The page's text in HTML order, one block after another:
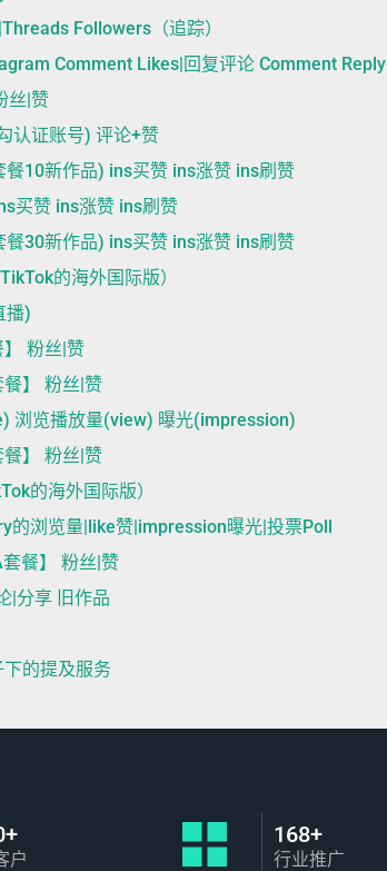
Followers（追踪）
Comment Likes|回复评论 Comment Reply
丝|赞
认证账号) 评论+赞
10新作品) ins买赞 ins涨赞 ins刷赞
买赞 ins涨赞 ins刷赞
30新作品) ins买赞 ins涨赞 ins刷赞
的海外国际版）
播)
粉丝|赞
】 粉丝|赞
浏览播放量(view) 曝光(impression)
】 粉丝|赞
的海外国际版）
的浏览量|like赞|impression曝光|投票Poll
餐】 粉丝|赞
|分享 旧作品
的提及服务
户
168+
行业推广